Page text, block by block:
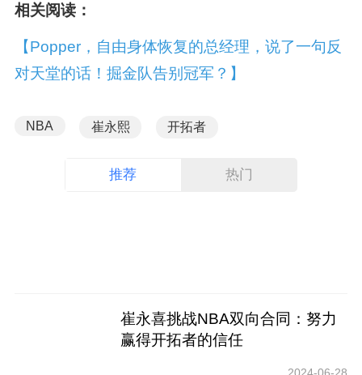
相关阅读：
【Popper，自由身体恢复的总经理，说了一句反
对天堂的话！掘金队告别冠军？】
NBA 崔永熙 开拓者
推荐 热门
崔永喜挑战NBA双向合同：努力
赢得开拓者的信任